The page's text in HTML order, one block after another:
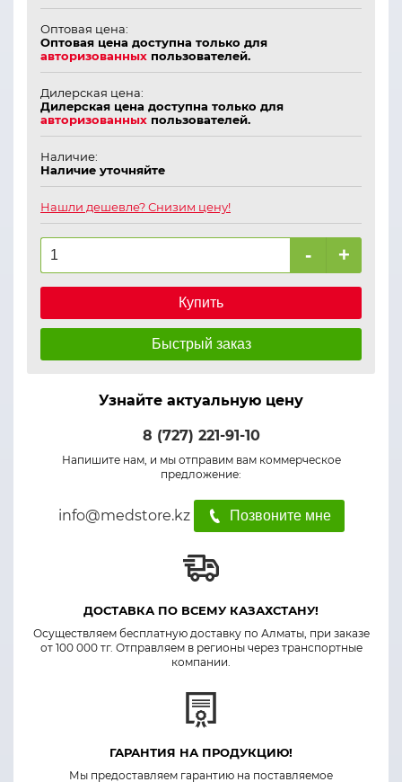
Оптовая цена:
Оптовая цена доступна только для
авторизованных пользователей.
Дилерская цена:
Дилерская цена доступна только для
авторизованных пользователей.
Наличие:
Наличие уточняйте
Нашли дешевле? Снизим цену!
- +
Купить
Быстрый заказ
Узнайте актуальную цену
8 (727) 221-91-10
Напишите нам, и мы отправим вам коммерческое
предложение:
info@medstore.kz Позвоните мне
ДОСТАВКА ПО ВСЕМУ КАЗАХСТАНУ!
Осуществляем бесплатную доставку по Алматы, при заказе
от 100 000 тг. Отправляем в регионы через транспортные
компании.
ГАРАНТИЯ НА ПРОДУКЦИЮ!
Мы предоставляем гарантию на поставляемое